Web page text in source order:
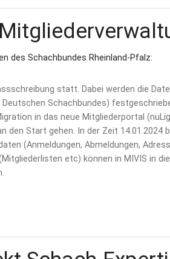
des Schachbundes Rheinland-Pfalz:
statt. Dabei werden die
Schachbundes)
in das neue Mitgliederportal
den Start gehen. In der Zeit
(Anmeldungen, Abmeldungen,
etc) können in MIVIS in